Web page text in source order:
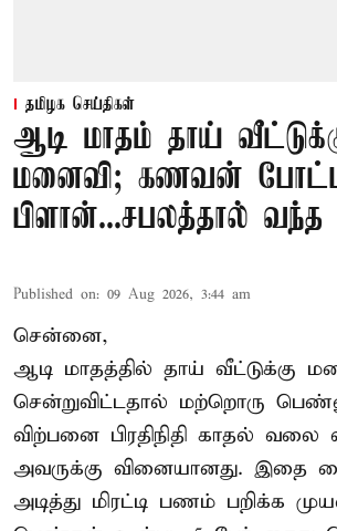
தமிழக செய்திகள்
ஆடி மாதம் தாய்
மனைவி; கணவன்
பிளான்...சபலத்தால்
Published on: 09 Aug 2026, 3:44 am
சென்னை,
ஆடி மாதத்தில் தாய் வீட்டுக்கு
சென்றுவிட்டதால் மற்றொரு
விற்பனை பிரதிநிதி காதல் வலை
அவருக்கு வினையானது. இதை
அடித்து மிரட்டி பணம் பறிக்க